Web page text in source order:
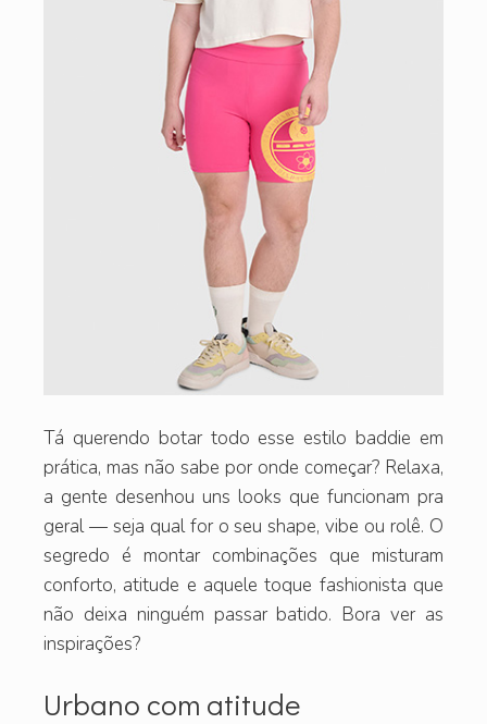
Tá querendo botar todo esse estilo baddie em
prática, mas não sabe por onde começar? Relaxa,
a gente desenhou uns looks que funcionam pra
geral — seja qual for o seu shape, vibe ou rolê. O
segredo é montar combinações que misturam
conforto, atitude e aquele toque fashionista que
não deixa ninguém passar batido. Bora ver as
inspirações?
Urbano com atitude